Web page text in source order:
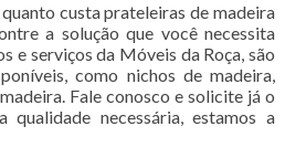
custa prateleiras de madeira
a solução que você necessita
e serviços da Móveis da Roça, são
como nichos de madeira,
Fale conosco e solicite já o
necessária, estamos a